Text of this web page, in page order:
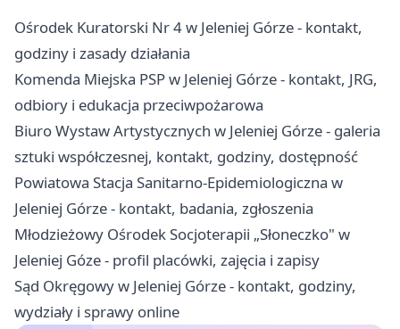
Ośrodek Kuratorski Nr 4 w Jeleniej Górze - kontakt,
godziny i zasady działania
Komenda Miejska PSP w Jeleniej Górze - kontakt, JRG,
odbiory i edukacja przeciwpożarowa
Biuro Wystaw Artystycznych w Jeleniej Górze - galeria
sztuki współczesnej, kontakt, godziny, dostępność
Powiatowa Stacja Sanitarno-Epidemiologiczna w
Jeleniej Górze - kontakt, badania, zgłoszenia
Młodzieżowy Ośrodek Socjoterapii „Słoneczko" w
Jeleniej Góze - profil placówki, zajęcia i zapisy
Sąd Okręgowy w Jeleniej Górze - kontakt, godziny,
wydziały i sprawy online